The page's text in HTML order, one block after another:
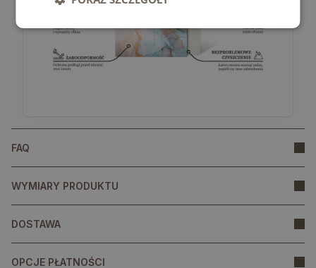
FAQ
WYMIARY PRODUKTU
DOSTAWA
OPCJE PŁATNOŚCI